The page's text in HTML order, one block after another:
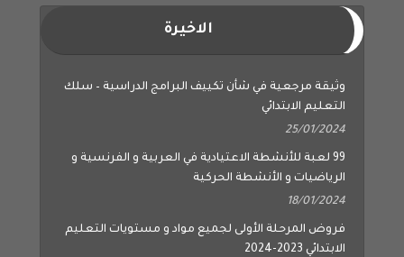
الاخيرة
وثيقة مرجعية في شأن تكييف البرامج الدراسية – سلك
التعليم الابتدائي
25/01/2024
99 لعبة للأنشطة الاعتيادية في العربية و الفرنسية و
الرياضيات و الأنشطة الحركية
18/01/2024
فروض المرحلة الأولى لجميع مواد و مستويات التعليم
الابتدائي 2023-2024